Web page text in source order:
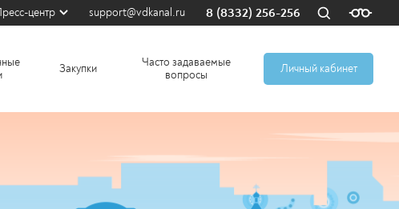
центр support@vdkanal.ru 8 (8332) 256-256
Закупки
Часто задаваемые
вопросы
Личный кабинет